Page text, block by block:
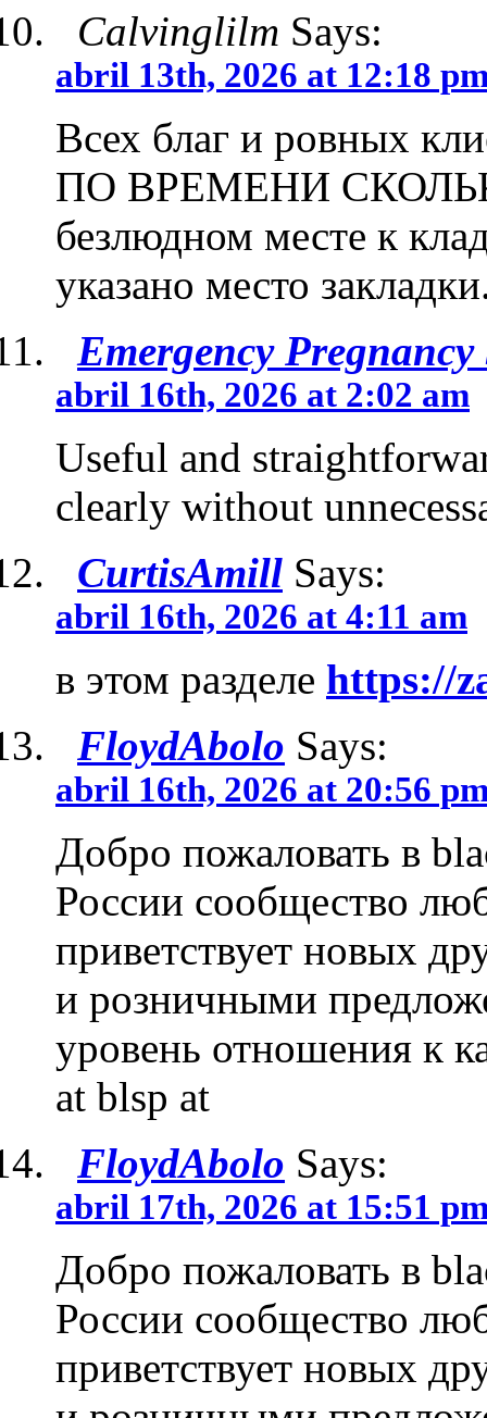
Calvinglilm Says:
abril 13th, 2026 at 12:18
Всех благ и ровных
ПО ВРЕМЕНИ
безлюдном месте к
указано место
Emergency Pregnancy
abril 16th, 2026 at 2:02 am
Useful and
clearly without
CurtisAmill Says:
abril 16th, 2026 at 4:11 am
в этом разделе https://
FloydAbolo Says:
abril 16th, 2026 at 20:56
Добро пожаловать в
России сообщество
приветствует новых
и розничными
уровень отношения к
at blsp at
FloydAbolo Says:
abril 17th, 2026 at 15:51
Добро пожаловать в
России сообщество
приветствует новых